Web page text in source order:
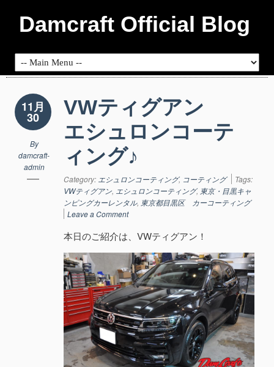
Damcraft Official Blog
11月
30
By
damcraft-
admin
VWティグアン
エシュロンコーテ
ィング♪
Category: エシュロンコーティング, コーティング
Tags:
VWティグアン, エシュロンコーティング, 東京・目黒キャ
ンピングカーレンタル, 東京都目黒区 カーコーティング
Leave a Comment
本日のご紹介は、VWティグアン！